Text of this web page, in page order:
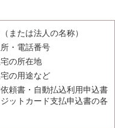
または法人の名称）
・電話番号
の所在地
の用途など
頼書・自動払込利用申込書
ットカード支払申込書の各